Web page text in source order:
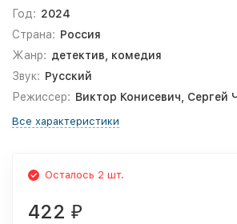
Год: 2024
Страна: Россия
Жанр: детектив, комедия
Звук: Русский
Режиссер: Виктор Конисевич, Сергей
Все характеристики
Осталось 2 шт.
422 ₽